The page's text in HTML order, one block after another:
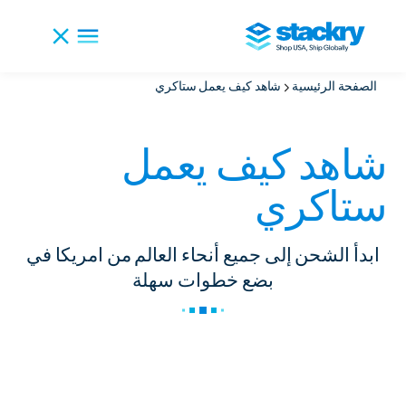
الصفحة الرئيسية شاهد كيف يعمل ستاكري
شاهد كيف يعمل
ستاكري
ابدأ الشحن إلى جميع أنحاء العالم من امريكا في
بضع خطوات سهلة